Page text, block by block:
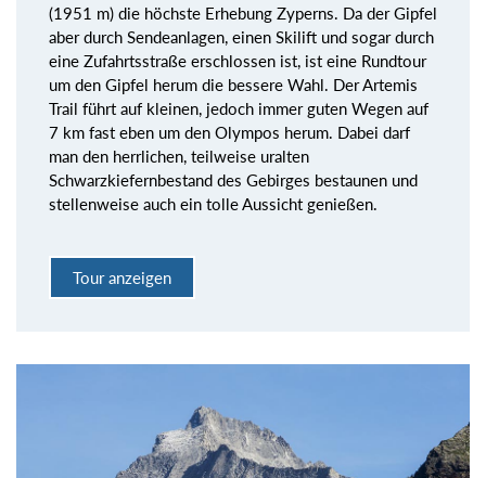
(1951 m) die höchste Erhebung Zyperns. Da der Gipfel
aber durch Sendeanlagen, einen Skilift und sogar durch
eine Zufahrtsstraße erschlossen ist, ist eine Rundtour
um den Gipfel herum die bessere Wahl. Der Artemis
Trail führt auf kleinen, jedoch immer guten Wegen auf
7 km fast eben um den Olympos herum. Dabei darf
man den herrlichen, teilweise uralten
Schwarzkiefernbestand des Gebirges bestaunen und
stellenweise auch ein tolle Aussicht genießen.
Tour anzeigen